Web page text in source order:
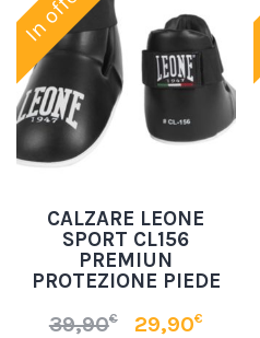
CALZARE LEONE
SPORT CL156
PREMIUN
PROTEZIONE PIEDE
39,90€ 29,90€